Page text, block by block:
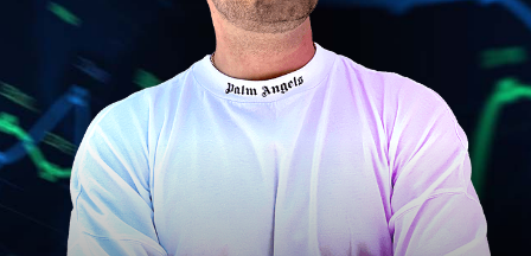
От переизбытка информации
сумбур в голове, нет понимания
в том правильно ли
применяется полученная
информация
Нехватка знаний и отсутствие
возможностей задать вопросы
Отсутствие подходящих правил
для стабильной торговли, на
которые можно опираться